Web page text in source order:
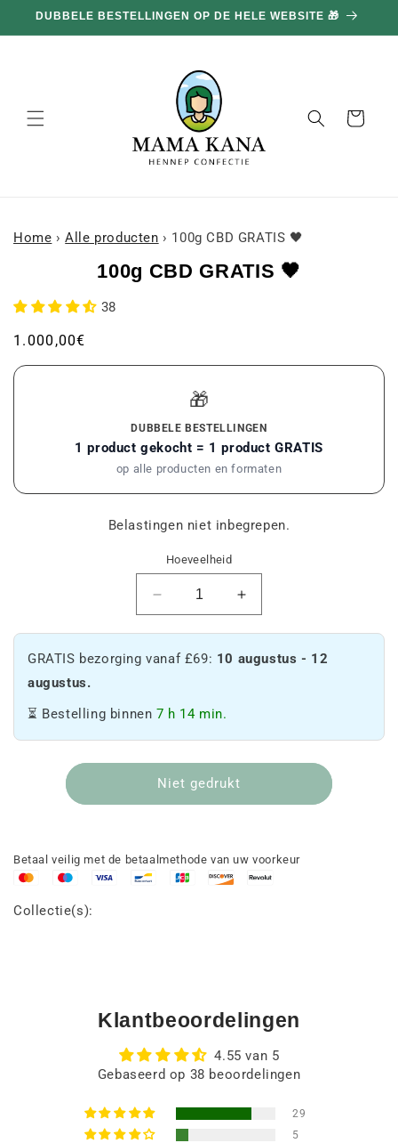
doorgaan
naar
DUBBELE BESTELLINGEN OP DE HELE WEBSITE 🎁
Mand
Home › Alle producten › 100g CBD GRATIS 🖤
100g CBD GRATIS 🖤
38
Gebruikelijke
prijs
1.000,00€
🎁
DUBBELE BESTELLINGEN
1 product gekocht = 1 product GRATIS
op alle producten en formaten
Belastingen niet inbegrepen.
Hoeveelheid
Verlaag
de
hoeveelheid
van
AANBOD
Verhoog
de
hoeveelheid
van
GRATIS bezorging vanaf £69: 10 augustus - 12
augustus.
⏳ Bestelling binnen 7 h 14 min.
Niet gedrukt
Betaal veilig met de betaalmethode van uw voorkeur
Collectie(s):
Klantbeoordelingen
4.55 van 5
Gebaseerd op 38 beoordelingen
29
5